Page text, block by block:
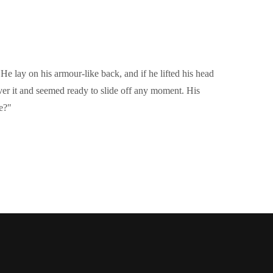
lay on his armour-like back, and if he lifted his head
it and seemed ready to slide off any moment. His